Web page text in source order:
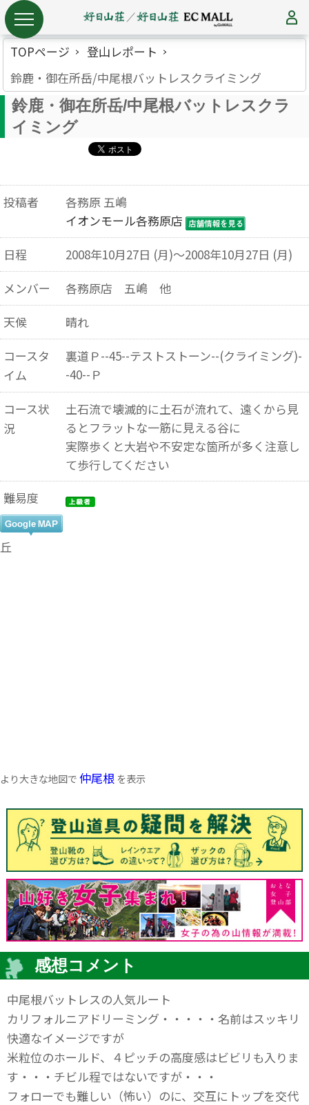
TOPページ
登山レポート
鈴鹿・御在所岳/中尾根バットレスクライミング
鈴鹿・御在所岳/中尾根バットレスクラ
イミング
投稿者
各務原 五嶋
イオンモール各務原店
日程
2008年10月27日 (月)～2008年10月27日 (月)
メンバー
各務原店 五嶋 他
天候
晴れ
コースタ
イム
裏道Ｐ--45--テストストーン--(クライミング)-
-40--Ｐ
コース状
況
土石流で壊滅的に土石が流れて、遠くから見
るとフラットな一筋に見える谷に
実際歩くと大岩や不安定な箇所が多く注意し
て歩行してください
難易度
丘
より大きな地図で 仲尾根 を表示
感想コメント
中尾根バットレスの人気ルート
カリフォルニアドリーミング・・・・・名前はスッキリ
快適なイメージですが
米粒位のホールド、４ピッチの高度感はビビリも入りま
す・・・チビル程ではないですが・・・
フォローでも難しい（怖い）のに、交互にトップを交代